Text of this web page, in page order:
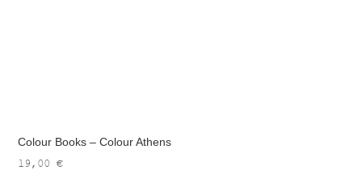
Colour Books – Colour Athens
19,00€